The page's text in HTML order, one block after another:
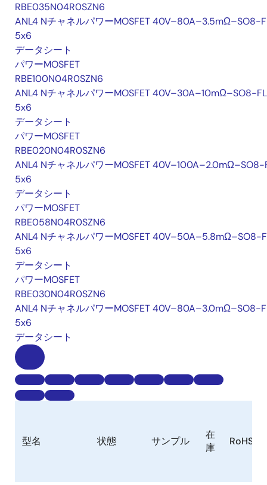
RBE035N04R0SZN6
ANL4 NチャネルパワーMOSFET 40V–80A–3.5mΩ–SO8-
5x6
データシート
パワーMOSFET
RBE100N04R0SZN6
ANL4 NチャネルパワーMOSFET 40V–30A–10mΩ–SO8-FL
5x6
データシート
パワーMOSFET
RBE020N04R0SZN6
ANL4 NチャネルパワーMOSFET 40V–100A–2.0mΩ–SO8-
5x6
データシート
パワーMOSFET
RBE058N04R0SZN6
ANL4 NチャネルパワーMOSFET 40V–50A–5.8mΩ–SO8-
5x6
データシート
パワーMOSFET
RBE030N04R0SZN6
ANL4 NチャネルパワーMOSFET 40V–80A–3.0mΩ–SO8-
5x6
データシート
型名 状態 サンプル
在
庫
RoHS